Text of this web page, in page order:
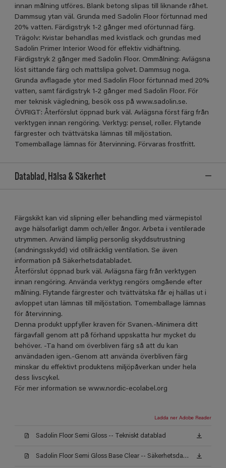
innan målning utföres. Blank betong slipas till liknande råhet.
Dammsug ytan väl. Grunda med Sadolin Floor förtunnad med
20% vatten. Färdigstryk 1-2 gånger med oförtunnad färg.
Trägolv: Kvistar behandlas med kvistlack och grundas med
Sadolin Primer Interior Wood för effektiv vidhäftning.
Färdigstryk 2 gånger med Sadolin Floor. Ommålning: Avlägsna
löst sittande färg och mattslipa golvet. Dammsug noga.
Grunda avflagade ytor med Sadolin Floor förtunnad med 20%
vatten, samt färdigstryk 1-2 gånger med Sadolin Floor. För
mer teknisk vägledning, besök oss på www.sadolin.se.
ÖVRIGT: Återförslut öppnad burk väl. Avlägsna först färg från
verktygen innan rengöring. Verktyg: pensel, roller. Flytande
färgrester och tvättvätska lämnas till miljöstation.
Tomemballage lämnas för återvinning. Förvaras frostfritt.
Datablad, Hälsa & Säkerhet
Färgskikt kan vid slipning eller behandling med värmepistol
avge hälsofarligt damm och/eller ångor. Arbeta i ventilerade
utrymmen. Använd lämplig personlig skyddsutrustning
(andningsskydd) vid otillräcklig ventilation. Se även
information på Säkerhetsdatabladet.
Återförslut öppnad burk väl. Avlägsna färg från verktygen
innan rengöring. Använda verktyg rengörs omgående efter
målning. Flytande färgrester och tvättvätska får ej hällas ut i
avloppet utan lämnas till miljöstation. Tomemballage lämnas
för återvinning.
Denna produkt uppfyller kraven för Svanen.-Minimera ditt
färgavfall genom att på förhand uppskatta hur mycket du
behöver. -Ta hand om överbliven färg så att du kan
användaden igen.-Genom att använda överbliven färg
minskar du effektivt produktens miljöpåverkan under hela
dess livscykel.
För mer information se www.nordic-ecolabel.org
Ladda ner Adobe Reader
Sadolin Floor Semi Gloss -- Tekniskt datablad
Sadolin Floor Semi Gloss Base Clear -- Säkerhetsdatablad